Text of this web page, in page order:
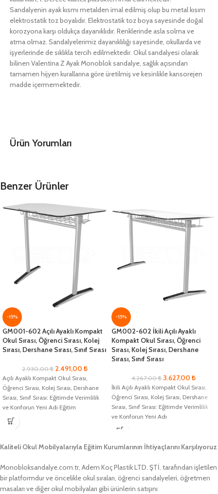
Sandalyenin ayak kısmı metalden imal edilmiş olup bu metal kısım
elektrostatik toz boyalıdır. Elektrostatik toz boya sayesinde doğal
korozyona karşı oldukça dayanıklıdır. Renklerinde asla solma ve
atma olmaz. Sandalyelerimiz dayanıklılığı sayesinde, okullarda ve
işyerlerinde de sıklıkla tercih edilmektedir. Okul sandalyesi olarak
bilinen Valentina Z Ayak Monoblok sandalye, sağlık açısından
tamamen hijyen kurallarına göre üretilmiş ve kesinlikle kansorejen
madde içermemektedir.
Ürün Yorumları
Benzer Ürünler
-15%
GM001-602 Açılı Ayaklı Kompakt
Okul Sırası, Öğrenci Sırası, Kolej
Sırası, Dershane Sırası, Sınıf Sırası
2.930,00₺ 2.491,00 ₺
Açılı Ayaklı Kompakt Okul Sırası,
Öğrenci Sırası, Kolej Sırası, Dershane
Sırası, Sınıf Sırası: Eğitimde Verimlilik
ve Konforun Yeni Adı Eğitim
-15%
GM002-602 İkili Açılı Ayaklı
Kompakt Okul Sırası, Öğrenci
Sırası, Kolej Sırası, Dershane
Sırası, Sınıf Sırası
4.267,00₺ 3.627,00 ₺
İkili Açılı Ayaklı Kompakt Okul Sırası,
Öğrenci Sırası, Kolej Sırası, Dershane
Sırası, Sınıf Sırası: Eğitimde Verimlilik
ve Konforun Yeni Adı
Kaliteli Okul Mobilyalarıyla Eğitim Kurumlarının İhtiyaçlarını Karşılıyoruz
Monobloksandalye.com.tr, Adem Koç Plastik LTD. ŞTİ. tarafından işletilen
bir platformdur ve öncelikle okul sıraları, öğrenci sandalyeleri, öğretmen
masaları ve diğer okul mobilyaları gibi ürünlerin satışını